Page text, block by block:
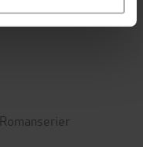
Romanserier